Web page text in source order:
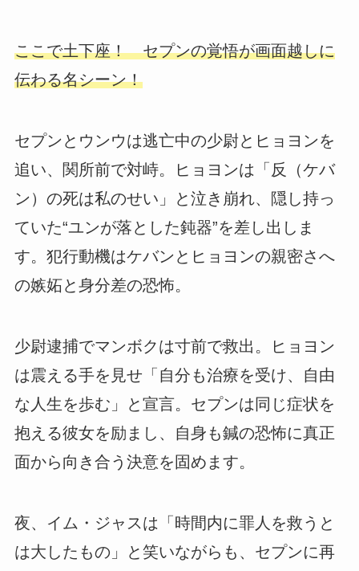
ここで土下座！ セプンの覚悟が画面越しに
伝わる名シーン！
セプンとウンウは逃亡中の少尉とヒョヨンを
追い、関所前で対峙。ヒョヨンは「反（ケバ
ン）の死は私のせい」と泣き崩れ、隠し持っ
ていた“ユンが落とした鈍器”を差し出しま
す。犯行動機はケバンとヒョヨンの親密さへ
の嫉妬と身分差の恐怖。
少尉逮捕でマンボクは寸前で救出。ヒョヨン
は震える手を見せ「自分も治療を受け、自由
な人生を歩む」と宣言。セプンは同じ症状を
抱える彼女を励まし、自身も鍼の恐怖に真正
面から向き合う決意を固めます。
夜、イム・ジャスは「時間内に罪人を救うと
は大したもの」と笑いながらも、セプンに再